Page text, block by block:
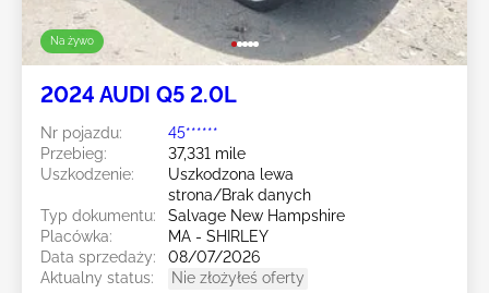
Na żywo
2024 AUDI Q5 2.0L
Nr pojazdu:
45******
Przebieg:
37,331 mile
Uszkodzenie:
Uszkodzona lewa
strona/Brak danych
Typ dokumentu:
Salvage New Hampshire
Placówka:
MA - SHIRLEY
Data sprzedaży:
08/07/2026
Aktualny status:
Nie złożyłeś oferty